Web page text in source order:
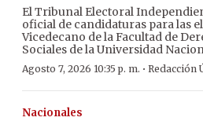
El Tribunal Electoral
oficial de candidaturas para las
Vicedecano de la Facultad de
Sociales de la Universidad
Agosto 7, 2026 10:35 p. m. · Redacción
Nacionales